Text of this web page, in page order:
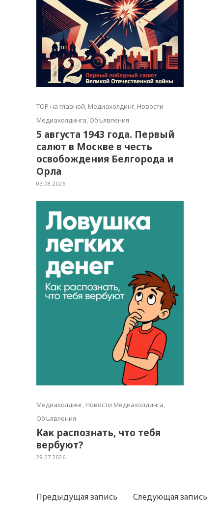
TOP на главной, Медиахолдинг, Новости
Медиахолдинга, Объявления
5 августа 1943 года. Первый
салют в Москве в честь
освобождения Белгорода и
Орла
03.08.2026
Медиахолдинг, Новости Медиахолдинга,
Объявления
Как распознать, что тебя
вербуют?
29.07.2026
Предыдущая запись
Следующая запись